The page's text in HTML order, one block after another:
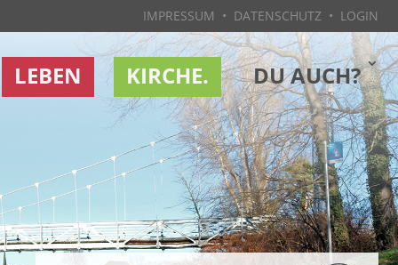
IMPRESSUM • DATENSCHUTZ • LOGIN
LEBEN KIRCHE. DU AUCH?